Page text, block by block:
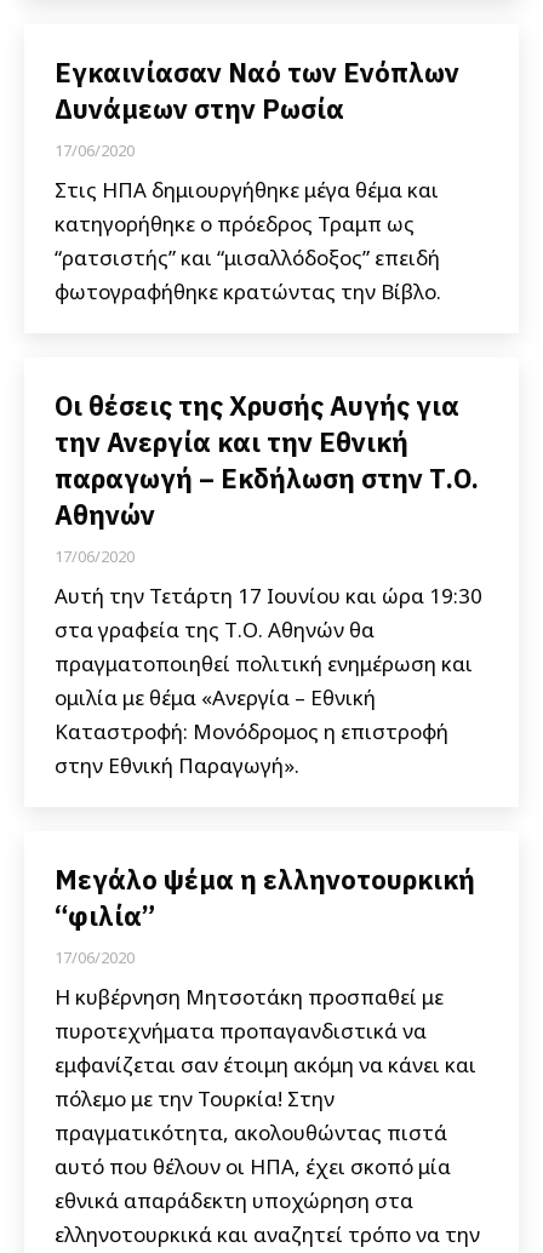
Εγκαινίασαν Ναό των Eνόπλων
Δυνάμεων στην Ρωσία
17/06/2020
Στις ΗΠΑ δημιουργήθηκε μέγα θέμα και
κατηγορήθηκε ο πρόεδρος Τραμπ ως
“ρατσιστής” και “μισαλλόδοξος” επειδή
φωτογραφήθηκε κρατώντας την Βίβλο.
Οι θέσεις της Χρυσής Αυγής για
την Ανεργία και την Εθνική
παραγωγή – Εκδήλωση στην Τ.Ο.
Αθηνών
17/06/2020
Αυτή την Τετάρτη 17 Ιουνίου και ώρα 19:30
στα γραφεία της Τ.Ο. Αθηνών θα
πραγματοποιηθεί πολιτική ενημέρωση και
ομιλία με θέμα «Ανεργία – Εθνική
Καταστροφή: Μονόδρομος η επιστροφή
στην Εθνική Παραγωγή».
Μεγάλο ψέμα η ελληνοτουρκική
“φιλία”
17/06/2020
Η κυβέρνηση Μητσοτάκη προσπαθεί με
πυροτεχνήματα προπαγανδιστικά να
εμφανίζεται σαν έτοιμη ακόμη να κάνει και
πόλεμο με την Τουρκία! Στην
πραγματικότητα, ακολουθώντας πιστά
αυτό που θέλουν οι ΗΠΑ, έχει σκοπό μία
εθνικά απαράδεκτη υποχώρηση στα
ελληνοτουρκικά και αναζητεί τρόπο να την